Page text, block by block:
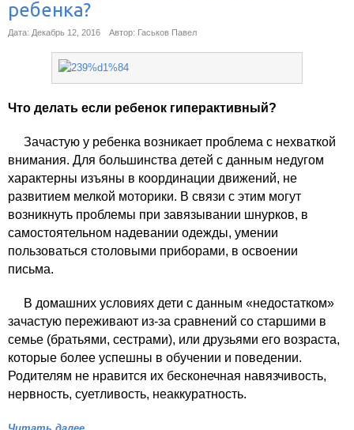
ребенка?
Дата: Декабрь 12, 2016 Автор: Гаськов Павел
Что делать если ребенок гиперактивный?
Зачастую у ребенка возникает проблема с нехваткой
внимания. Для большинства детей с данным недугом
характерны изъяны в координации движений, не
развитием мелкой моторики. В связи с этим могут
возникнуть проблемы при завязывании шнурков, в
самостоятельном надевании одежды, умении
пользоваться столовыми приборами, в освоении
письма.
В домашних условиях дети с данным «недостатком»
зачастую переживают из-за сравнений со старшими в
семье (братьями, сестрами), или друзьями его возраста,
которые более успешны в обучении и поведении.
Родителям не нравится их бесконечная навязчивость,
нервность, суетливость, неаккуратность.